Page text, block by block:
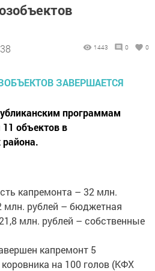
1443 0 0
программам
объектов в
капремонта – 32 млн.
млн. рублей – бюджетная
млн. рублей – собственные
капремонт 5
на 100 голов (КФХ